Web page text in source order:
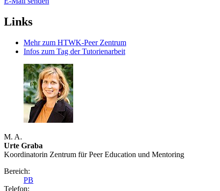
Links
Mehr zum HTWK-Peer Zentrum
Infos zum Tag der Tutorienarbeit
M. A.
Urte Graba
Koordinatorin Zentrum für Peer Education und Mentoring
Bereich:
PB
Telefon: